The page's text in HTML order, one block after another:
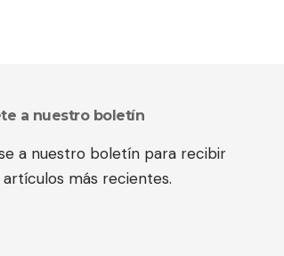
a nuestro boletín
a nuestro boletín para recibir
más recientes.